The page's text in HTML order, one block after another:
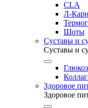
CLA
Л-
Шоты
Суставы и
Суставы и
Здоровое
Здоровое